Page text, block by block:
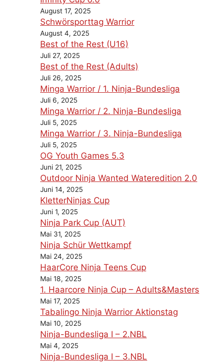
August 17, 2025
Schwörsporttag Warrior
August 4, 2025
Best of the Rest (U16)
Juli 27, 2025
Best of the Rest (Adults)
Juli 26, 2025
Minga Warrior / 1. Ninja-Bundesliga
Juli 6, 2025
Minga Warrior / 2. Ninja-Bundesliga
Juli 5, 2025
Minga Warrior / 3. Ninja-Bundesliga
Juli 5, 2025
OG Youth Games 5.3
Juni 21, 2025
Outdoor Ninja Wanted Wateredition 2.0
Juni 14, 2025
KletterNinjas Cup
Juni 1, 2025
Ninja Park Cup (AUT)
Mai 31, 2025
Ninja Schür Wettkampf
Mai 24, 2025
HaarCore Ninja Teens Cup
Mai 18, 2025
1. Haarcore Ninja Cup – Adults&Masters
Mai 17, 2025
Tabalingo Ninja Warrior Aktionstag
Mai 10, 2025
Ninja-Bundesliga I – 2.NBL
Mai 4, 2025
Ninja-Bundesliga I – 3.NBL